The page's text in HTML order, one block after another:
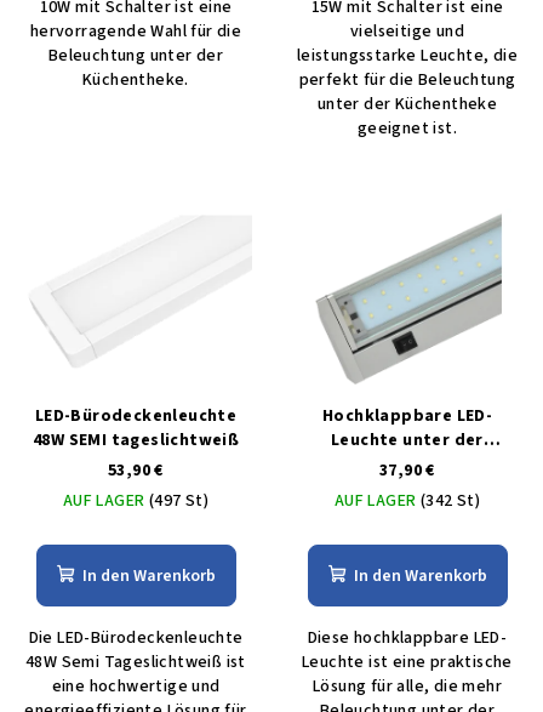
10W mit Schalter ist eine
hervorragende Wahl für die
Beleuchtung unter der
Küchentheke.
15W mit Schalter ist eine
vielseitige und
leistungsstarke Leuchte, die
perfekt für die Beleuchtung
unter der Küchentheke
geeignet ist.
LED-Bürodeckenleuchte
48W SEMI tageslichtweiß
53,90 €
AUF LAGER (497 St)
In den Warenkorb
Die LED-Bürodeckenleuchte
48W Semi Tageslichtweiß ist
eine hochwertige und
Hochklappbare LED-
Leuchte unter der
Küchentheke 92 cm 15W
37,90 €
AUF LAGER (342 St)
In den Warenkorb
Diese hochklappbare LED-
Leuchte ist eine praktische
Lösung für alle, die mehr